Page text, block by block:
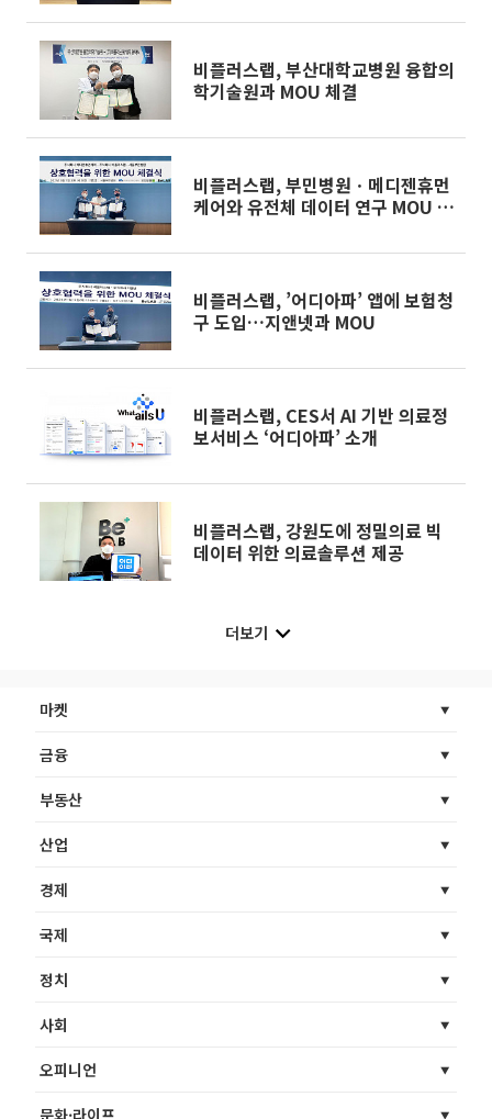
비플러스랩, 부산대학교병원 융합의
학기술원과 MOU 체결
비플러스랩, 부민병원ㆍ메디젠휴먼
케어와 유전체 데이터 연구 MOU 맺
비플러스랩, ’어디아파’ 앱에 보험청
구 도입…지앤넷과 MOU
비플러스랩, CES서 AI 기반 의료정
보서비스 ‘어디아파’ 소개
비플러스랩, 강원도에 정밀의료 빅
데이터 위한 의료솔루션 제공
더보기
마켓
금융
부동산
산업
경제
국제
정치
사회
오피니언
문화·라이프